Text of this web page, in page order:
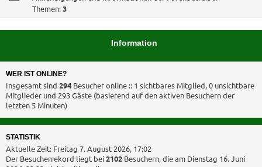
Themen:3
Information
WER IST ONLINE?
Insgesamt sind 294 Besucher online :: 1 sichtbares Mitglied, 0 unsichtbare
Mitglieder und 293 Gäste (basierend auf den aktiven Besuchern der
letzten 5 Minuten)
STATISTIK
Aktuelle Zeit: Freitag 7. August 2026, 17:02
Der Besucherrekord liegt bei2102 Besuchern, die am Dienstag 16. Juni